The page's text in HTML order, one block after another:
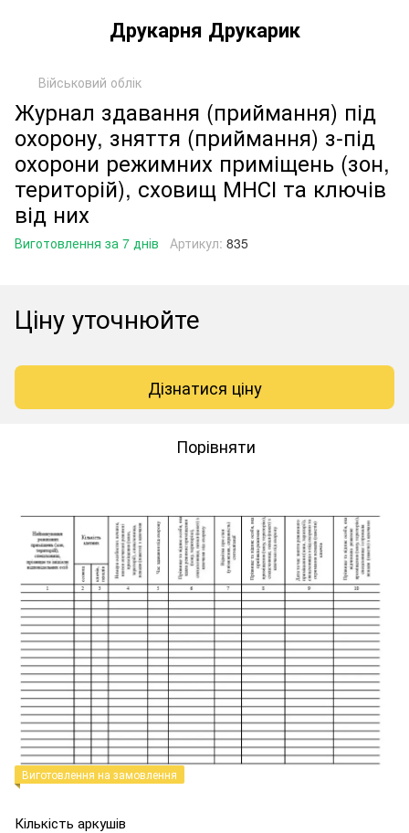
Друкарня Друкарик
Військовий облік
Журнал здавання (приймання) під
охорону, зняття (приймання) з-під
охорони режимних приміщень (зон,
територій), сховищ МНСІ та ключів
від них
Виготовлення за 7 днів Артикул: 835
Ціну уточнюйте
Дізнатися ціну
Порівняти
Виготовлення на замовлення
Кількість аркушів